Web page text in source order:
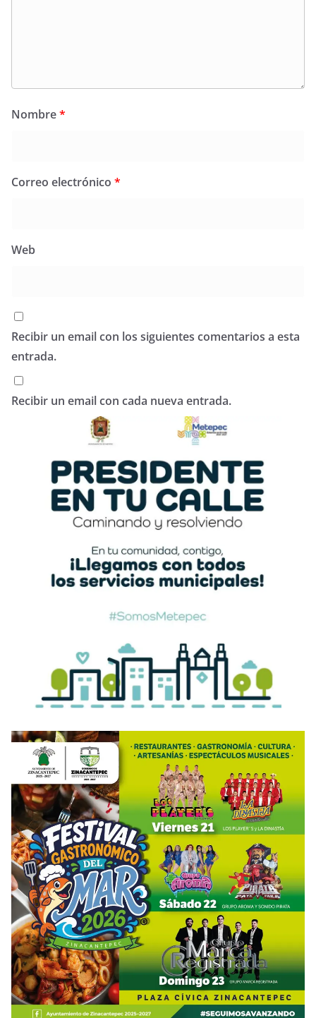
Nombre*
Correo electrónico *
Web
Recibir un email con los siguientes comentarios a esta
entrada.
Recibir un email con cada nueva entrada.